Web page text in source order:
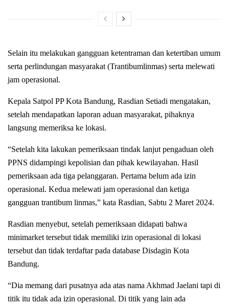
Selain itu melakukan gangguan ketentraman dan ketertiban umum
serta perlindungan masyarakat (Trantibumlinmas) serta melewati
jam operasional.
Kepala Satpol PP Kota Bandung, Rasdian Setiadi mengatakan,
setelah mendapatkan laporan aduan masyarakat, pihaknya
langsung memeriksa ke lokasi.
“Setelah kita lakukan pemeriksaan tindak lanjut pengaduan oleh
PPNS didampingi kepolisian dan pihak kewilayahan. Hasil
pemeriksaan ada tiga pelanggaran. Pertama belum ada izin
operasional. Kedua melewati jam operasional dan ketiga
gangguan trantibum linmas,” kata Rasdian, Sabtu 2 Maret 2024.
Rasdian menyebut, setelah pemeriksaan didapati bahwa
minimarket tersebut tidak memiliki izin operasional di lokasi
tersebut dan tidak terdaftar pada database Disdagin Kota
Bandung.
“Dia memang dari pusatnya ada atas nama Akhmad Jaelani tapi di
titik itu tidak ada izin operasional. Di titik yang lain ada